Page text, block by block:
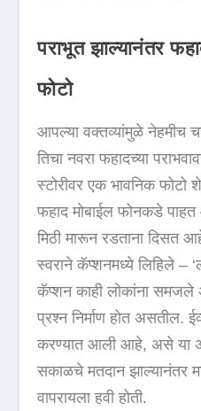
पराभूत झाल्यानंतर
फोटो
आपल्या वक्तव्यांमुळे नेहमीच
तिचा नवरा फहादच्या
स्टोरीवर एक भावनिक
फहाद मोबाईल फोनकडे
मिठी मारून रडताना दिसत
स्वराने कॅप्शनमध्ये लिहिले –
कॅप्शन काही लोकांना समजले
प्रश्न निर्माण होत असतील.
करण्यात आली आहे, असे या
सकाळचे मतदान झाल्यानंतर
वापरायला हवी होती.